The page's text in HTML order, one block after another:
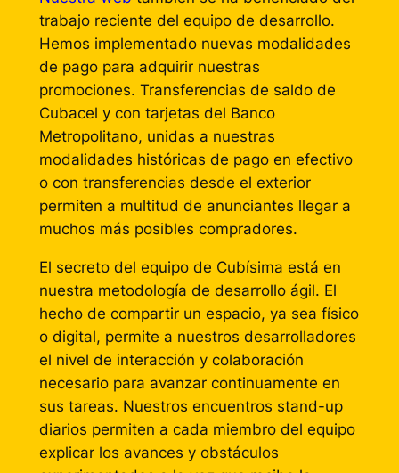
trabajo reciente del equipo de desarrollo.
Hemos implementado nuevas modalidades
de pago para adquirir nuestras
promociones. Transferencias de saldo de
Cubacel y con tarjetas del Banco
Metropolitano, unidas a nuestras
modalidades históricas de pago en efectivo
o con transferencias desde el exterior
permiten a multitud de anunciantes llegar a
muchos más posibles compradores.
El secreto del equipo de Cubísima está en
nuestra metodología de desarrollo ágil. El
hecho de compartir un espacio, ya sea físico
o digital, permite a nuestros desarrolladores
el nivel de interacción y colaboración
necesario para avanzar continuamente en
sus tareas. Nuestros encuentros stand-up
diarios permiten a cada miembro del equipo
explicar los avances y obstáculos